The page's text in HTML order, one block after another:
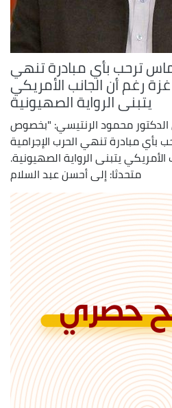
ترحب بأي مبادرة تنهي
رغم أن الجانب الأمريكي
يتبنى الرواية الصهيونية
الدكتور محمود الرنتيسي: "بخصوص
مبادرة تنهي الحرب الإجرامية
يتبنى الرواية الصهيونية.
متحدثا: إلى أحسن عبد السلام